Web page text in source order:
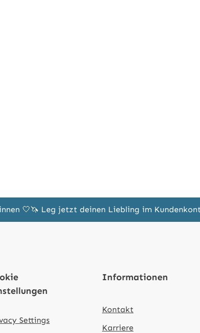
🤍🦄 Leg jetzt deinen Liebling im
Settings
Informationen
Kontakt
Karriere